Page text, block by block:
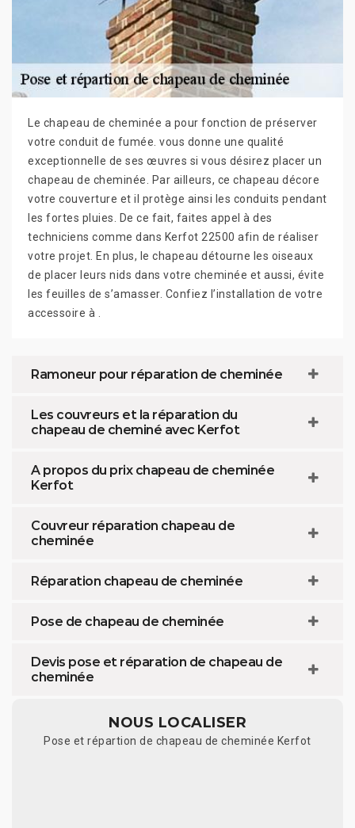
Le chapeau de cheminée a pour fonction de préserver
votre conduit de fumée. vous donne une qualité
exceptionnelle de ses œuvres si vous désirez placer un
chapeau de cheminée. Par ailleurs, ce chapeau décore
votre couverture et il protège ainsi les conduits pendant
les fortes pluies. De ce fait, faites appel à des
techniciens comme dans Kerfot 22500 afin de réaliser
votre projet. En plus, le chapeau détourne les oiseaux
de placer leurs nids dans votre cheminée et aussi, évite
les feuilles de s’amasser. Confiez l’installation de votre
accessoire à .
Ramoneur pour réparation de cheminée
Les couvreurs et la réparation du
chapeau de cheminé avec Kerfot
A propos du prix chapeau de cheminée
Kerfot
Couvreur réparation chapeau de
cheminée
Réparation chapeau de cheminée
Pose de chapeau de cheminée
Devis pose et réparation de chapeau de
cheminée
NOUS LOCALISER
Pose et répartion de chapeau de cheminée Kerfot